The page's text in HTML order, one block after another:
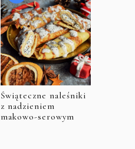
Świąteczne naleśniki
z nadzieniem
makowo-serowym